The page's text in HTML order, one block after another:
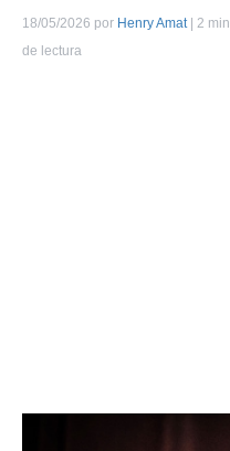
18/05/2026 por Henry Amat| 2 min
de lectura